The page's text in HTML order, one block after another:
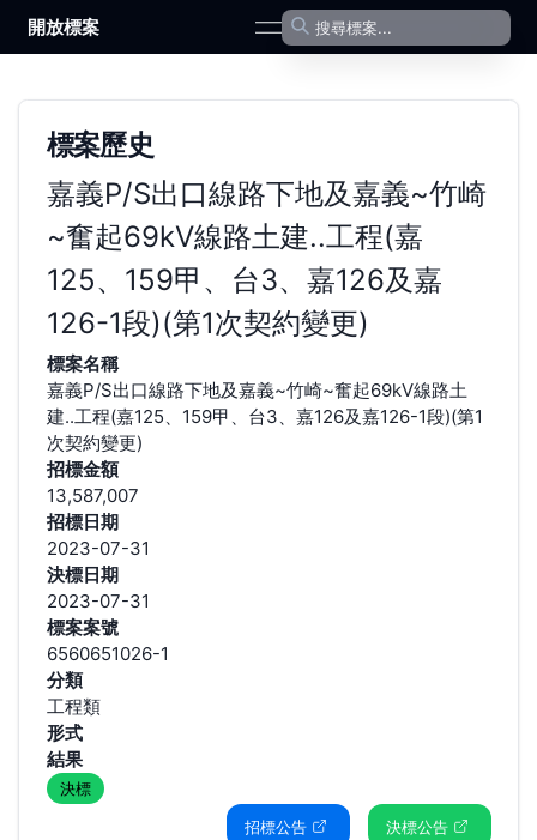
開放標案 open navigation menu
標案歷史
嘉義P/S出口線路下地及嘉義~竹崎
~奮起69kV線路土建..工程(嘉
125、159甲、台3、嘉126及嘉
126-1段)(第1次契約變更)
標案名稱
嘉義P/S出口線路下地及嘉義~竹崎~奮起69kV線路土
建..工程(嘉125、159甲、台3、嘉126及嘉126-1段)(第1
次契約變更)
招標金額
13,587,007
招標日期
2023-07-31
決標日期
2023-07-31
標案案號
6560651026-1
分類
工程類
形式
結果
決標
招標公告
決標公告